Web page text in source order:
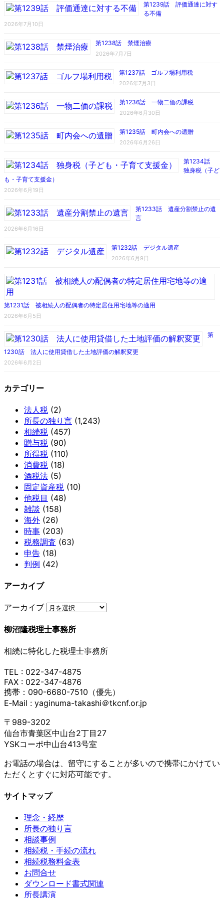
第1239話 評価通達に対す
る不備
2026年7月10日
第1238話 禁煙治療
2026年7月7日
第1237話 ゴルフ場利用税
2026年7月3日
第1236話 一物二価の課税
2026年6月30日
第1235話 町内会への遺贈
2026年6月26日
第1234話
独身税（子ど
も・子育て支援金）
2026年6月19日
第1233話 遺産分割禁止の遺
言
2026年6月16日
第1232話 デジタル遺産
2026年6月9日
第1231話 被相続人の配偶者の特定居住用宅地等の適用
2026年6月5日
第
1230話 法人に使用貸借した土地評価の解釈変更
2026年6月2日
カテゴリー
法人税 (2)
所長の独り言 (1,243)
相続税 (457)
贈与税 (90)
所得税 (110)
消費税 (18)
酒税法 (5)
固定資産税 (10)
他税目 (48)
雑談 (158)
海外 (26)
時事 (203)
税務調査 (63)
申告 (18)
判例 (42)
アーカイブ
アーカイブ
柳沼隆税理士事務所
相続に特化した税理士事務所
TEL : 022-347-4875
FAX : 022-347-4876
携帯：090-6680-7510（優先）
E‐Mail : yaginuma-takashi＠tkcnf.or.jp
〒989-3202
仙台市青葉区中山台2丁目27
YSKコーポ中山台413号室
お電話の場合は、留守にすることが多いので携帯にかけてい
ただくとすぐに対応可能です。
サイトマップ
理念・経歴
所長の独り言
相談事例
相続税・手続の流れ
相続税務料金表
お問合せ
ダウンロード書式関連
所長講演